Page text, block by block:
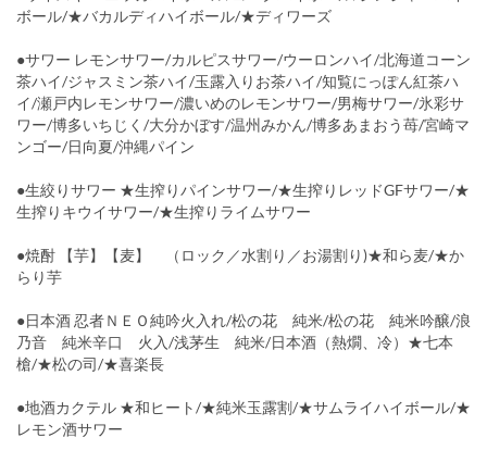
ボール/★バカルディハイボール/★ディワーズ
●サワー レモンサワー/カルピスサワー/ウーロンハイ/北海道コーン
茶ハイ/ジャスミン茶ハイ/玉露入りお茶ハイ/知覧にっぽん紅茶ハ
イ/瀬戸内レモンサワー/濃いめのレモンサワー/男梅サワー/氷彩サ
ワー/博多いちじく/大分かぼす/温州みかん/博多あまおう苺/宮崎マ
ンゴー/日向夏/沖縄パイン
●生絞りサワー ★生搾りパインサワー/★生搾りレッドGFサワー/★
生搾りキウイサワー/★生搾りライムサワー
●焼酎 【芋】【麦】 （ロック／水割り／お湯割り)★和ら麦/★か
らり芋
●日本酒 忍者ＮＥＯ純吟火入れ/松の花 純米/松の花 純米吟醸/浪
乃音 純米辛口 火入/浅茅生 純米/日本酒（熱燗、冷）★七本
槍/★松の司/★喜楽長
●地酒カクテル ★和ヒート/★純米玉露割/★サムライハイボール/★
レモン酒サワー